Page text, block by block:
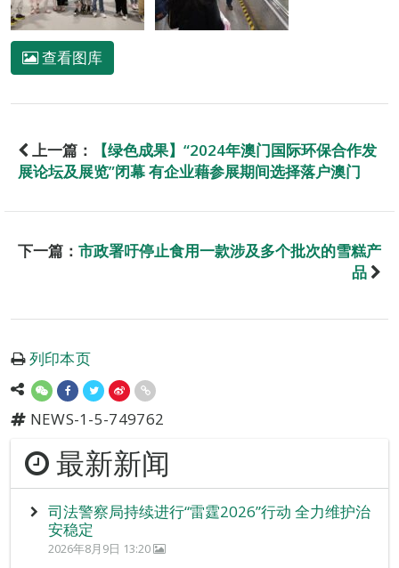
查看图库
上一篇：
【绿色成果】“2024年澳门国际环保合作发
展论坛及展览”闭幕 有企业藉参展期间选择落户澳门
下一篇： 市政署吁停止食用一款涉及多个批次的雪糕产
品
列印本页
NEWS-1-5-749762
最新新闻
司法警察局持续进行“雷霆2026”行动 全力维护治
安稳定
2026年8月9日 13:20